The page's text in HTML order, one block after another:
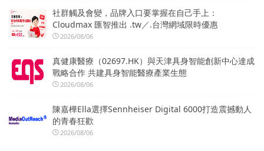
社群觸及會變，品牌入口要掌握在自己手上：
Cloudmax 匯智推出 .tw／.台灣網域限時優惠
2026/08/06
真健康醫療（02697.HK）與天津具身智能創新中心達成
戰略合作 共建具身智能醫療產業生態
2026/08/06
陳嘉樺Ella選擇Sennheiser Digital 6000打造震撼動人
的青春狂歡
2026/08/06